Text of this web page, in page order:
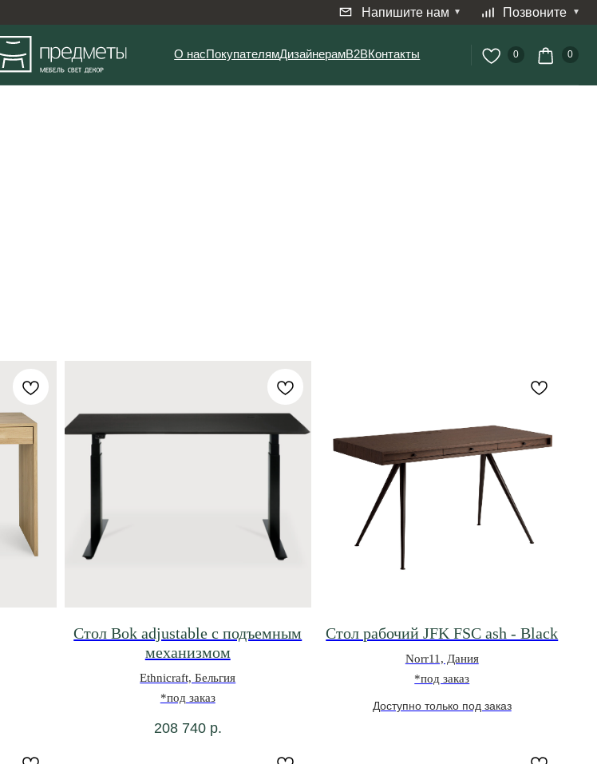
О нас Покупателям Дизайнерам Контакты
Позвоните
Напишите нам
Стол Bok adjustable с подъемным
механизмом
Ethnicraft, Бельгия
*под заказ
208 740 р.
Стол рабочий JFK FSC ash - Black
Norr11, Дания
*под заказ